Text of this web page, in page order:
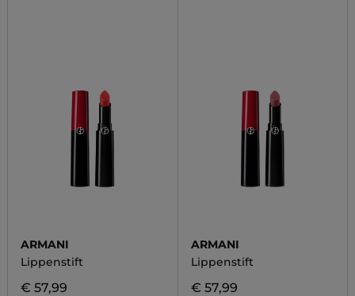
ARMANI
Lippenstift
€ 57,99
ARMANI
Lippenstift
€ 57,99